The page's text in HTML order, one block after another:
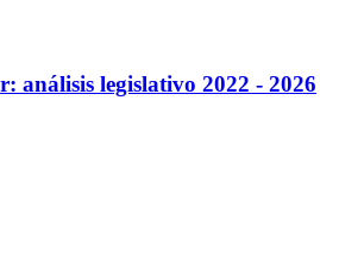
análisis legislativo 2022 - 2026